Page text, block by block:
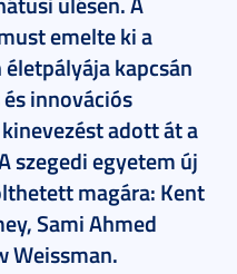
emelte ki a
kapcsán
innovációs
adott át a
szegedi egyetem új
magára: Kent
Sami Ahmed
Weissman.